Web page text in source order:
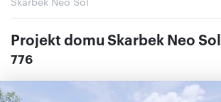
Projekt domu Skarbek Neo Sol
776